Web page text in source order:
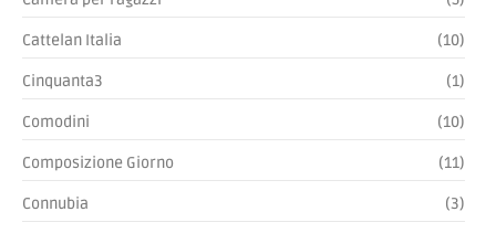
Cattelan Italia (10)
Cinquanta3 (1)
Comodini (10)
Composizione Giorno (11)
Connubia (3)